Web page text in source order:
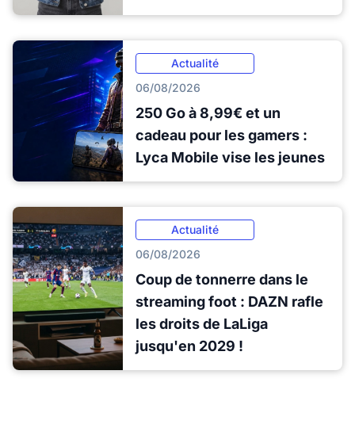
Actualité
06/08/2026
250 Go à 8,99€ et un
cadeau pour les gamers :
Lyca Mobile vise les jeunes
Actualité
06/08/2026
Coup de tonnerre dans le
streaming foot : DAZN rafle
les droits de LaLiga
jusqu'en 2029 !